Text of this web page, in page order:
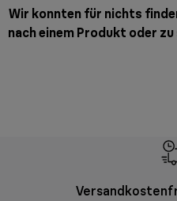
Wir konnten für nichts
nach einem Produkt oder zu